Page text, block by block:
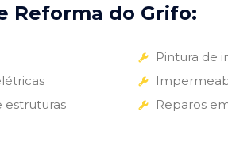
Reforma do Grifo:
estruturas
Pintura de
Reparos